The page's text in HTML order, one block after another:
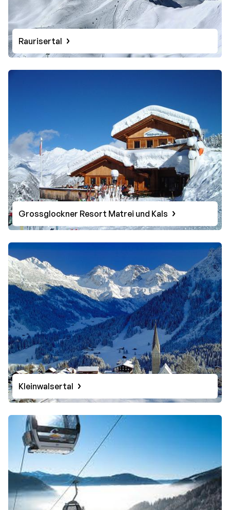
Raurisertal
Grossglockner Resort Matrei und Kals
Kleinwalsertal